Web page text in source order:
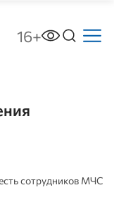
16+
сотрудников МЧС